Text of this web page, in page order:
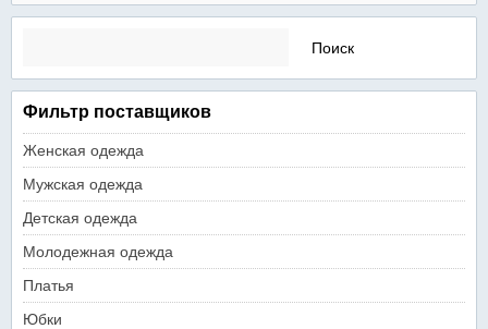
Найти:
Фильтр поставщиков
Женская одежда
Мужская одежда
Детская одежда
Молодежная одежда
Платья
Юбки